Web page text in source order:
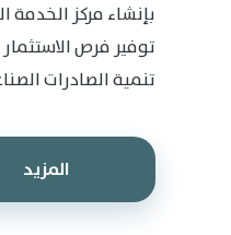
بإنشاء مركز الخدمة
توفير فرص
تنمية الصادرات
المزيد